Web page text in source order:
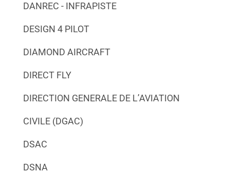
DANREC - INFRAPISTE
DESIGN 4 PILOT
DIAMOND AIRCRAFT
DIRECT FLY
DIRECTION GENERALE DE L’AVIATION
CIVILE (DGAC)
DSAC
DSNA